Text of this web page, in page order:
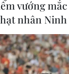
trực tuyến
hẹp dự báo lợi
vướng
nhân Ninh